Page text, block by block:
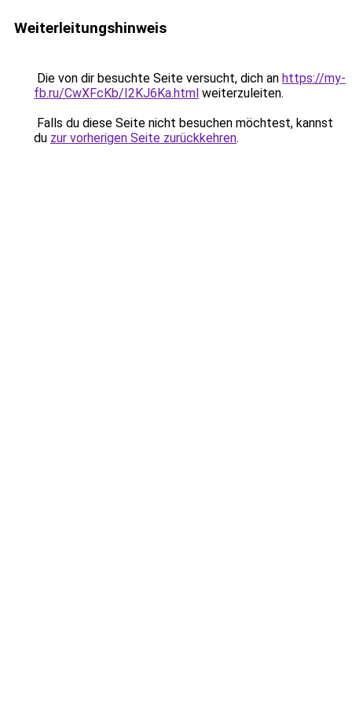
Weiterleitungshinweis
Die von dir besuchte Seite versucht, dich an https://my-
fb.ru/CwXFcKb/I2KJ6Ka.html weiterzuleiten.
Falls du diese Seite nicht besuchen möchtest, kannst
du zur vorherigen Seite zurückkehren.